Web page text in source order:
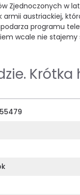
Zjednoczonych w
austriackiej,
programu
wcale nie stajemy